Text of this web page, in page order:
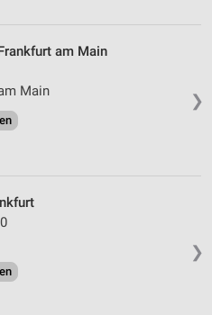
❯
am Main
Main
❯